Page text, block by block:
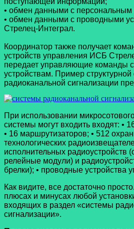
• обмен данными с персональным
• обмен данными с проводными
Стрелец-Интеграл.
Координатор также получает
устройств управления ИСБ
передает управляющие команды
устройствам. Пример
радиоканальной сигнализации
При использовании
системы могут входить входят: •
• 16 маршрутизаторов; • 512
технологических
исполнительных радиоустройств
релейные модули) и
брелки); • проводные устройства
Как видите, все достаточно
плюсах и минусах любой
входящих в раздел «системы
сигнализации».